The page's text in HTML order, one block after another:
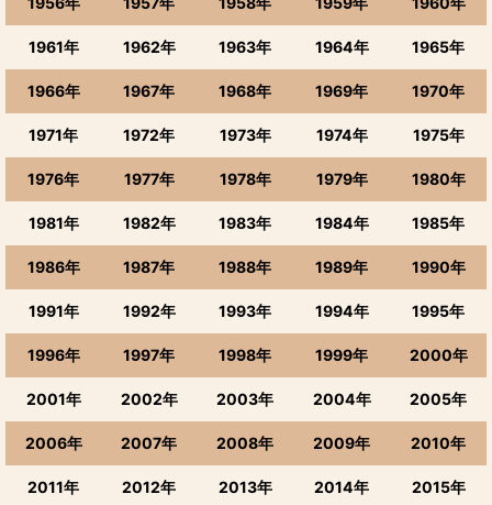
1961年 1962年 1963年 1964年 1965年
1966年 1967年 1968年 1969年 1970年
1971年 1972年 1973年 1974年 1975年
1976年 1977年 1978年 1979年 1980年
1981年 1982年 1983年 1984年 1985年
1986年 1987年 1988年 1989年 1990年
1991年 1992年 1993年 1994年 1995年
1996年 1997年 1998年 1999年 2000年
2001年 2002年 2003年 2004年 2005年
2006年 2007年 2008年 2009年 2010年
2011年 2012年 2013年 2014年 2015年